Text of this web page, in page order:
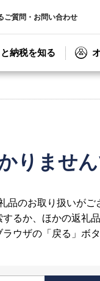
ご質問・お問い合わせ
納税を知る
りませ
のお取り扱いがご
るか、ほかの返礼品
ウザの「戻る」ボ